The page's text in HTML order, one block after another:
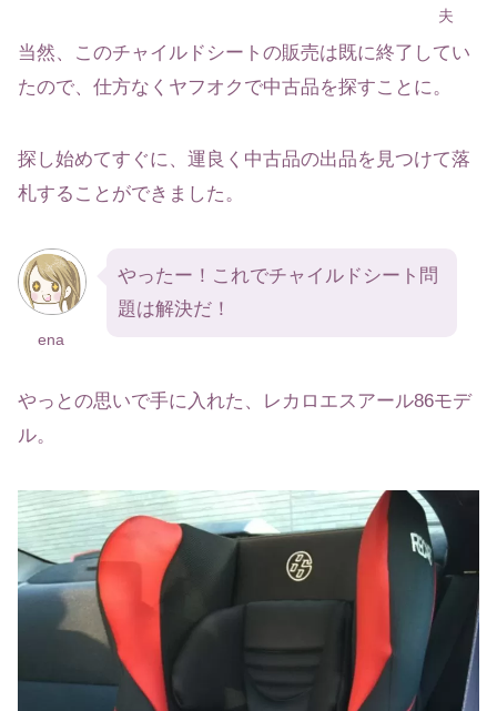
夫
当然、このチャイルドシートの販売は既に終了してい
たので、仕方なくヤフオクで中古品を探すことに。
探し始めてすぐに、運良く中古品の出品を見つけて落
札することができました。
ena
やったー！これでチャイルドシート問
題は解決だ！
やっとの思いで手に入れた、レカロエスアール86モデ
ル。